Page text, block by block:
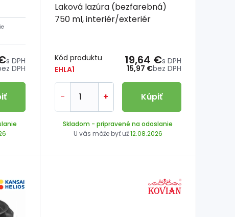
DPH
s DPH
Laková lazúra (bezfarebná)
750 ml, interiér/exteriér
Kód produktu
EHLA1
15,97 €bez DPH
19,64 €s DPH
- + Kúpiť
Skladom - pripravené na odoslanie
U vás môže byť už12.08.2026